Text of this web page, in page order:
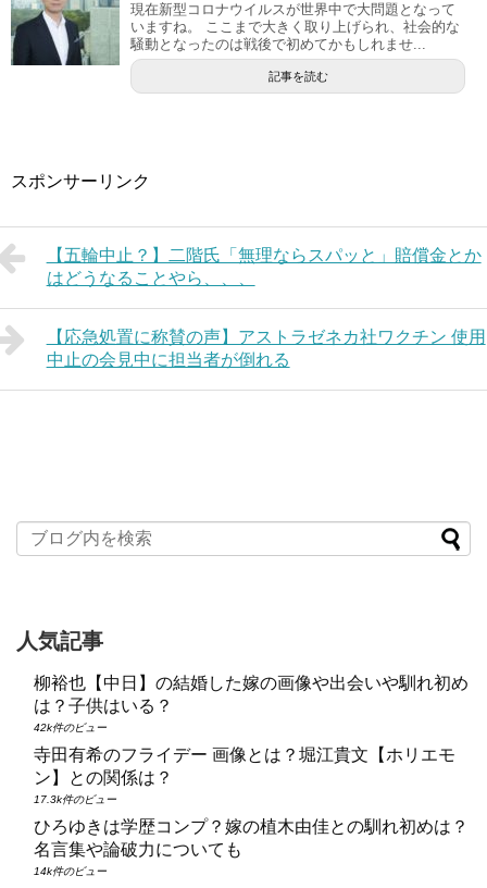
現在新型コロナウイルスが世界中で大問題となって
いますね。 ここまで大きく取り上げられ、社会的な
騒動となったのは戦後で初めてかもしれませ...
記事を読む
スポンサーリンク
【五輪中止？】二階氏「無理ならスパッと」賠償金とか
はどうなることやら、、、
【応急処置に称賛の声】アストラゼネカ社ワクチン 使用
中止の会見中に担当者が倒れる
人気記事
柳裕也【中日】の結婚した嫁の画像や出会いや馴れ初め
は？子供はいる？
42k件のビュー
寺田有希のフライデー 画像とは？堀江貴文【ホリエモ
ン】との関係は？
17.3k件のビュー
ひろゆきは学歴コンプ？嫁の植木由佳との馴れ初めは？
名言集や論破力についても
14k件のビュー